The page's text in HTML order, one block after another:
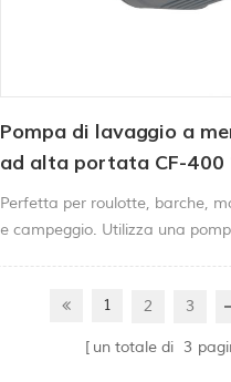
Pompa di lavaggio a
ad alta portata CF-400
Perfetta per roulotte, barche,
e campeggio. Utilizza una
il WC o la doccia. Queste pompe
1
2 3
un totale di 3